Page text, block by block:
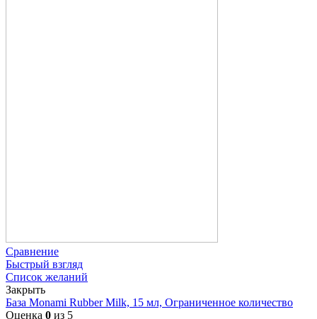
Сравнение
Быстрый взгляд
Список желаний
Закрыть
База Monami Rubber Milk, 15 мл, Ограниченное количество
Оценка 0 из 5